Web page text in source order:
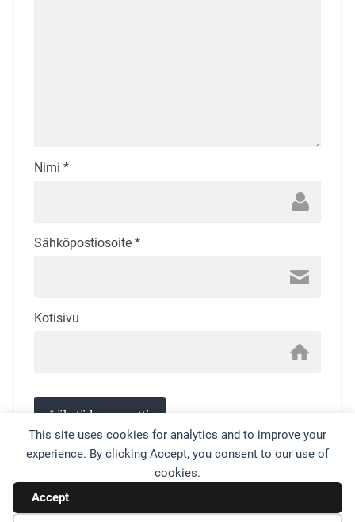
This site uses cookies for analytics and to improve your
experience. By clicking Accept, you consent to our use of
cookies.
Accept
Nimi *
Sähköpostiosoite *
Kotisivu
This site uses Akismet to reduce spam.
comment data is processed.